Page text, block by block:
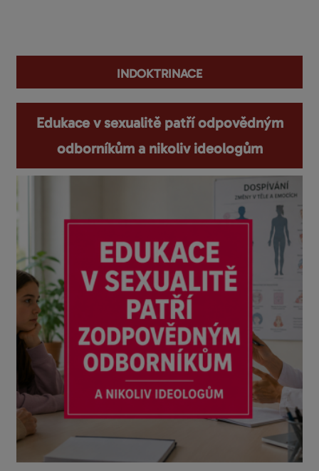
indoktrinace
Edukace v sexualitě patří odpovědným
odborníkům a nikoliv ideologům